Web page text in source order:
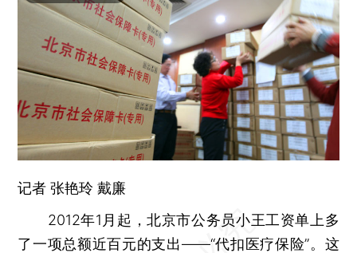
记者 张艳玲 戴廉
2012年1月起，北京市公务员小王工资单上多
了一项总额近百元的支出——“代扣医疗保险”。这